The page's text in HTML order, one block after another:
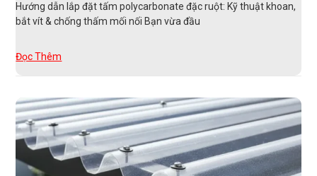
Hướng dẫn lắp đặt tấm polycarbonate đặc ruột: Kỹ thuật khoan,
bắt vít & chống thấm mối nối Bạn vừa đầu
Đọc Thêm